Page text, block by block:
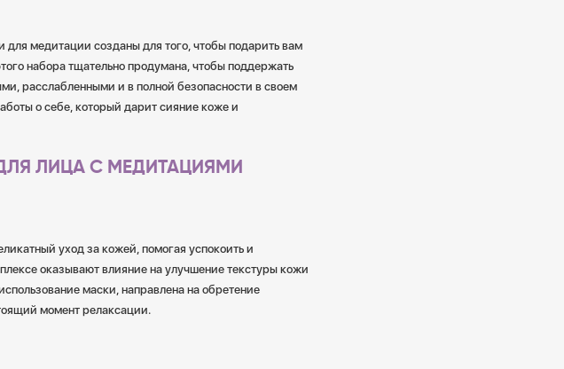
медитации созданы для того, чтобы подарить вам
набора тщательно продумана, чтобы поддержать
расслабленными и в полной безопасности в своем
о себе, который дарит сияние коже и
ЛИЦА С МЕДИТАЦИЯМИ
уход за кожей, помогая успокоить и
оказывают влияние на улучшение текстуры кожи
маски, направлена ​​на обретение
момент релаксации.